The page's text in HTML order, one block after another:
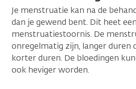
Je menstruatie kan na de
dan je gewend bent. Dit heet een
menstruatiestoornis. De
onregelmatig zijn, langer duren
korter duren. De bloedingen
ook heviger worden.